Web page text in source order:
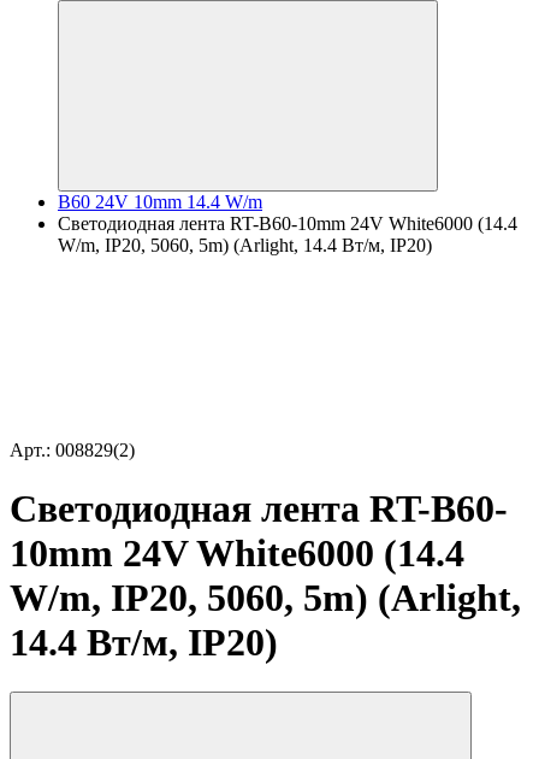
B60 24V 10mm 14.4 W/m
Светодиодная лента RT-B60-10mm 24V White6000 (14.4
W/m, IP20, 5060, 5m) (Arlight, 14.4 Вт/м, IP20)
Арт.: 008829(2)
Светодиодная лента RT-B60-
10mm 24V White6000 (14.4
W/m, IP20, 5060, 5m) (Arlight,
14.4 Вт/м, IP20)